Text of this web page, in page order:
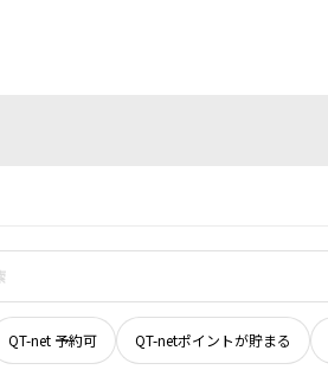
QT-net 予約可 QT-netポイントが貯まる